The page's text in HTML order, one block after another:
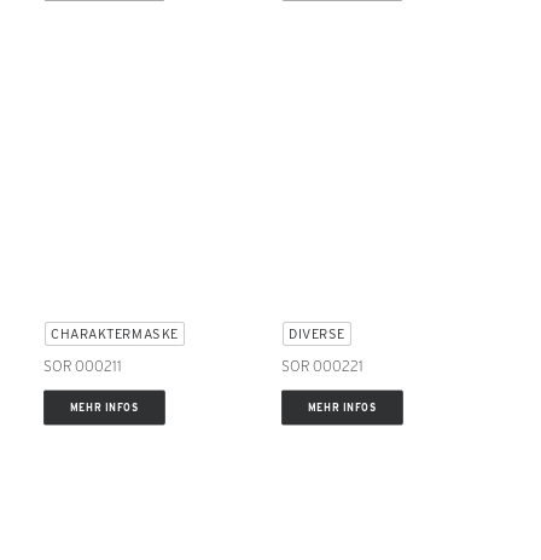
CHARAKTERMASKE
SOR 000211
MEHR INFOS
DIVERSE
SOR 000221
MEHR INFOS